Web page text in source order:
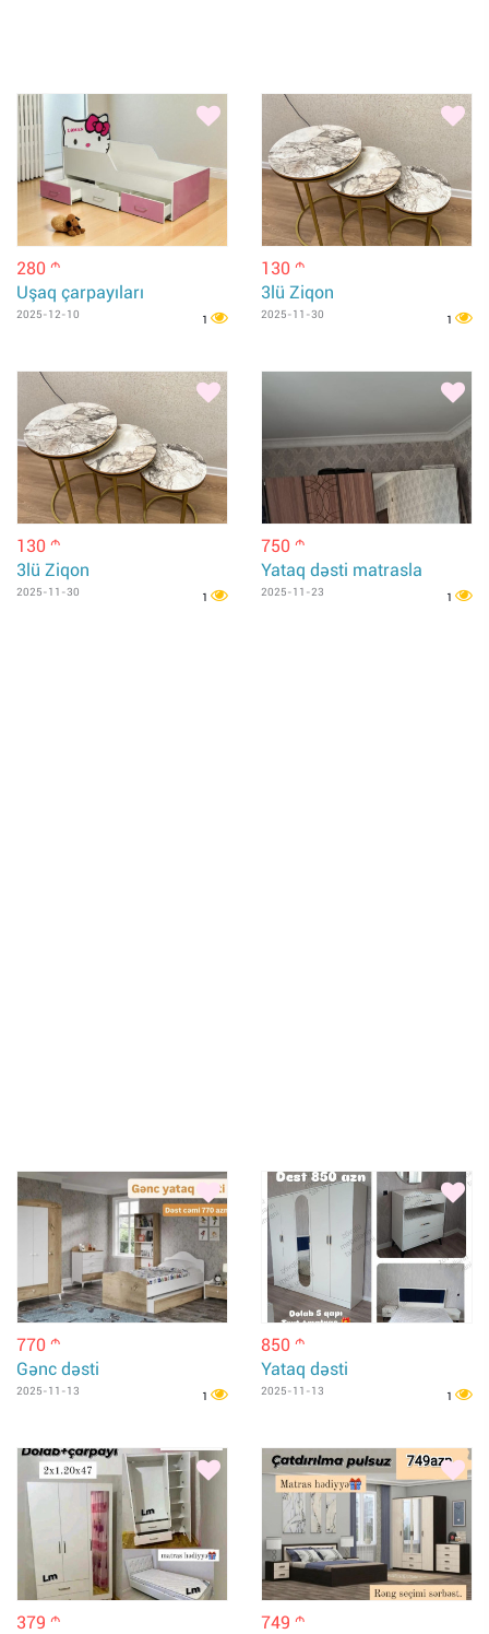
280 m
Uşaq çarpayıları
2025-12-10 1
130 m
3lü Ziqon
2025-11-30 1
130 m
3lü Ziqon
2025-11-30 1
750 m
Yataq dəsti matrasla
2025-11-23 1
770 m
Gənc dəsti
2025-11-13 1
850 m
Yataq dəsti
2025-11-13 1
379 m 749 m